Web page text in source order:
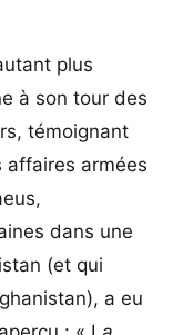
plus
à son tour des
témoignant
affaires armées
dans une
(et qui
a eu